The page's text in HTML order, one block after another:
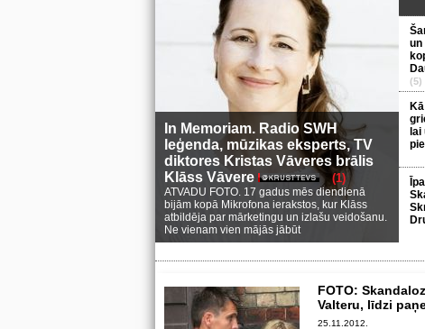
In Memoriam. Radio SWH
leģenda, mūzikas eksperts, TV
diktores Kristas Vāveres brālis
Klāss Vāvere
(1)
ATVADU FOTO. 17 gadus mēs diendienā
bijām kopā Mikrofona ierakstos, kur Klāss
atbildēja par mārketingu un izlašu veidošanu.
Ne vienam vien mājās jābūt
un
(5)
FOTO:
Valteru, līdzi
25.11.2012.